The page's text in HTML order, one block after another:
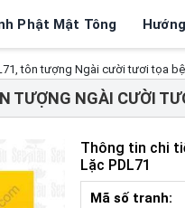
Phật Mật Tông
tôn tượng Ngài cười tươi tọa
TƯỢNG NGÀI CƯỜI
Thông tin chi
Lặc PDL71
Mã số tranh: